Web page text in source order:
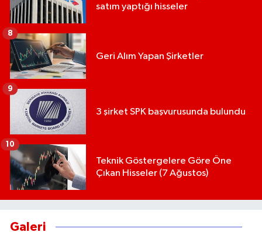
satım yaptığı hisseler
Geri Alım Yapan Şirketler
8
3 şirket SPK başvurusunda bulundu
9
Teknik Göstergelere Göre Öne
Çıkan Hisseler (7 Ağustos)
10
Galeri